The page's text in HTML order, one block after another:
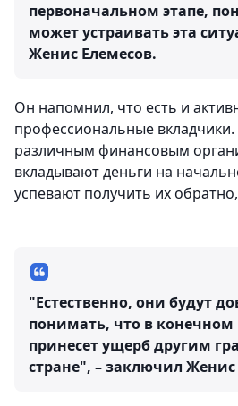
первоначальном этапе,
может устраивать эта
Женис Елемесов.
Он напомнил, что есть и
профессиональные
различным финансовым
вкладывают деньги на
успевают получить их
"Естественно, они будут
понимать, что в конечном
принесет ущерб другим
стране", – заключил Женис